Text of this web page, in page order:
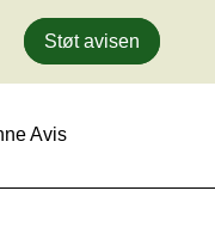
Gå
til
indhold
Støt avisen